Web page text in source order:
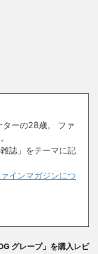
ターの28歳。 ファ
誌」をテーマに記
インマガジンにつ
グレープ」を購入レビ